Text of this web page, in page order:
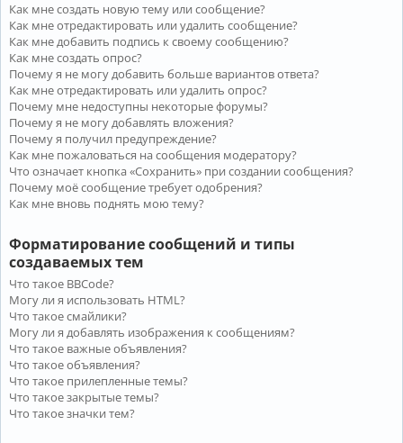
Как мне создать новую тему или сообщение?
Как мне отредактировать или удалить сообщение?
Как мне добавить подпись к своему сообщению?
Как мне создать опрос?
Почему я не могу добавить больше вариантов ответа?
Как мне отредактировать или удалить опрос?
Почему мне недоступны некоторые форумы?
Почему я не могу добавлять вложения?
Почему я получил предупреждение?
Как мне пожаловаться на сообщения модератору?
Что означает кнопка «Сохранить» при создании сообщения?
Почему моё сообщение требует одобрения?
Как мне вновь поднять мою тему?
Форматирование сообщений и типы
создаваемых тем
Что такое BBCode?
Могу ли я использовать HTML?
Что такое смайлики?
Могу ли я добавлять изображения к сообщениям?
Что такое важные объявления?
Что такое объявления?
Что такое прилепленные темы?
Что такое закрытые темы?
Что такое значки тем?